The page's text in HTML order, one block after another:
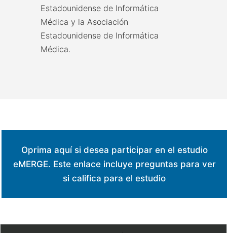
Estadounidense de Informática
Médica y la Asociación
Estadounidense de Informática
Médica.
Oprima aquí si desea participar en el estudio
eMERGE. Este enlace incluye preguntas para ver
si califica para el estudio